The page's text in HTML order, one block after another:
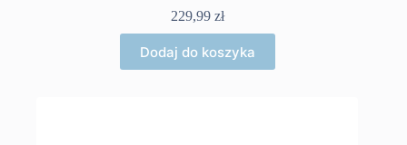
229,99 zł
Dodaj do koszyka